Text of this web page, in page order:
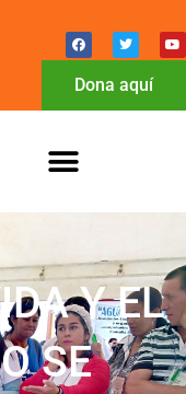
Dona aquí
Y EL
SE